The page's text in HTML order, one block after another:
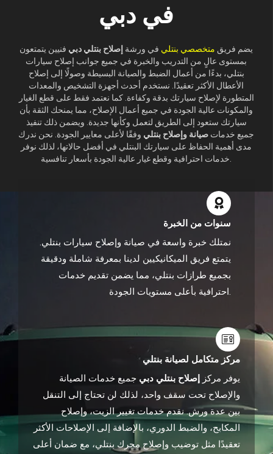
في دبي
يضم فريق متخصصي بنتلي في ورشة إصلاح بنتلي دبي فنيين يتمتعون
بمستوى عالٍ من التدريب والخبرة في جميع جوانب إصلاح سيارات
بنتلي، بدءًا من أعمال الضبط والصيانة البسيطة وصولًا إلى إصلاح
الأعطال الأكثر تعقيدًا. نستخدم أحدث أجهزة التشخيص والمعدات
المتطورة لإصلاح سيارتك بدقة وكفاءة. كما نعتمد فقط على قطع الغيار
والمكونات عالية الجودة في جميع أعمال الإصلاح، مما يمنحك الثقة بأن
سيارتك ستعود إلى الطريق لتعمل وكأنها جديدة. ويضمن ذلك تنفيذ
جميع خدمات صيانة وإصلاح بنتلي وفقًا لأعلى معايير الجودة. نحن ندرك
مدى أهمية الحفاظ على سيارتك البنتلي في أفضل حالاتها، لذلك نوفر
سنوات من الخبرة
نمتلك خبرة واسعة في صيانة وإصلاح سيارات بنتلي.
يتمتع فريق الميكانيكيين لدينا بمعرفة شاملة ودقيقة
بجميع طرازات بنتلي، مما يضمن تقديم خدمات
احترافية بأعلى مستويات الجودة.
مركز متكامل لصيانة بنتلي
يوفر مركز إصلاح بنتلي دبي جميع خدمات الصيانة
والإصلاح تحت سقف واحد، لذلك لن تحتاج إلى التنقل
بين عدة ورش. نقدم خدمات تغيير الزيت، وإصلاح
المكابح، والضبط الدوري، بالإضافة إلى الإصلاحات الأكثر
تعقيدًا مثل توضيب وإصلاح محرك بنتلي، مع ضمان أعلى